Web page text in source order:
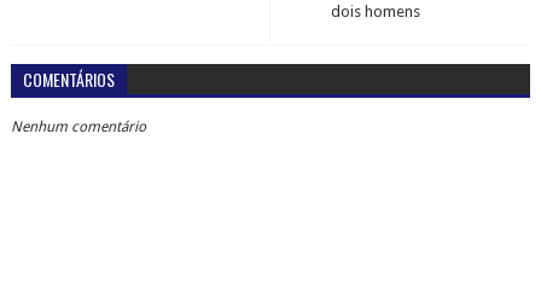
dois homens
COMENTÁRIOS
Nenhum comentário